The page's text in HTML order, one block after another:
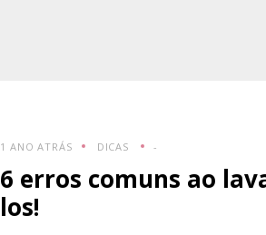
1 ANO ATRÁS DICAS -
6 erros comuns ao
los!